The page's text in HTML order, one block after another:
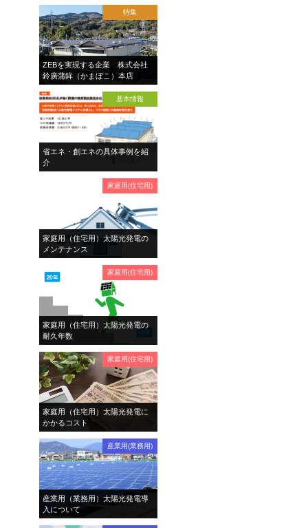
特集
ZEBを実現する企業 株式会社
鈴廣蒲鉾（かまぼこ）本店
基本情報
省エネ・創エネの具体事例を紹
介
家庭用(住宅用)
家庭用（住宅用）太陽光発電の
メンテナンス
家庭用(住宅用)
家庭用（住宅用）太陽光発電の
耐久年数
家庭用(住宅用)
家庭用（住宅用）太陽光発電に
かかるコスト
産業用(業務用)
産業用（業務用）太陽光発電導
入について